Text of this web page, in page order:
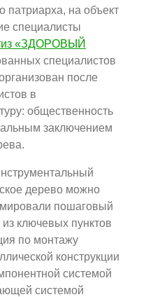
патриарха, на объект
специалисты
«ЗДОРОВЫЙ
специалистов
после
в
общественность
заключением
дерево можно
пошаговый
ключевых пунктов
по монтажу
конструкции
системой
системой